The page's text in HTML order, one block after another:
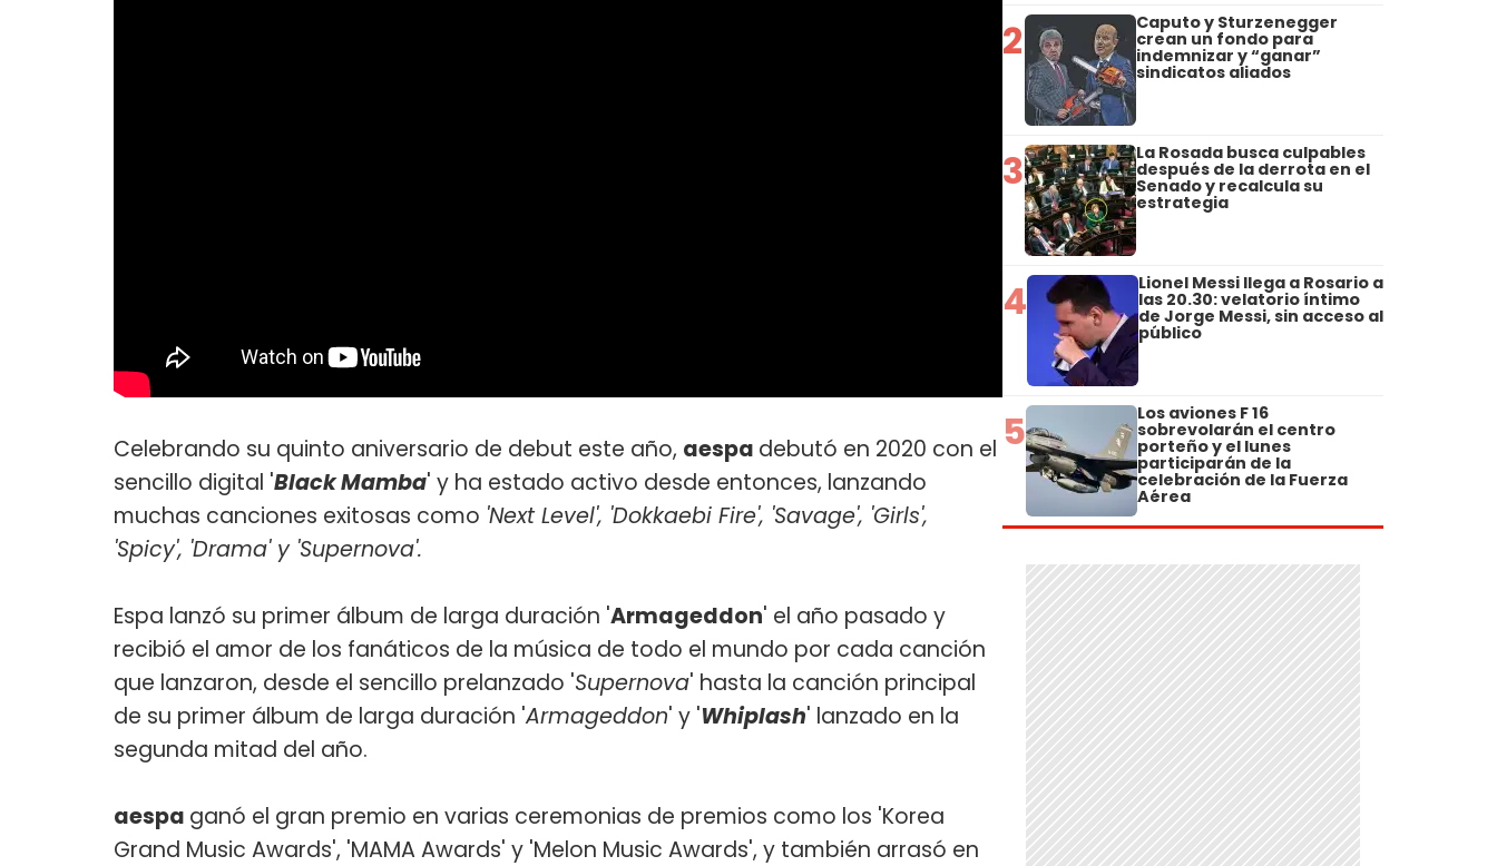
Celebrando su quinto aniversario de debut este año, aespa debutó en 2020 con el
sencillo digital 'Black Mamba' y ha estado activo desde entonces, lanzando
muchas canciones exitosas como 'Next Level', 'Dokkaebi Fire', 'Savage', 'Girls',
'Spicy', 'Drama' y 'Supernova'.
Espa lanzó su primer álbum de larga duración 'Armageddon' el año pasado y
recibió el amor de los fanáticos de la música de todo el mundo por cada canción
que lanzaron, desde el sencillo prelanzado 'Supernova' hasta la canción principal
de su primer álbum de larga duración 'Armageddon' y 'Whiplash' lanzado en la
segunda mitad del año.
aespa ganó el gran premio en varias ceremonias de premios como los 'Korea
Grand Music Awards', 'MAMA Awards' y 'Melon Music Awards', y también arrasó en
2 Caputo y Sturzenegger
crean un fondo para
indemnizar y “ganar”
sindicatos aliados
3 La Rosada busca culpables
después de la derrota en el
Senado y recalcula su
estrategia
4 Lionel Messi llega a Rosario a
las 20.30: velatorio íntimo
de Jorge Messi, sin acceso al
público
5 Los aviones F 16
sobrevolarán el centro
porteño y el lunes
participarán de la
celebración de la Fuerza
Aérea